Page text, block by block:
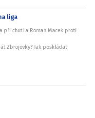
liga
při chuti a Roman Macek proti
Zbrojovky? Jak poskládat